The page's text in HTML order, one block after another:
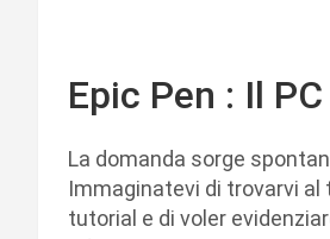
Epic Pen : Il
La domanda sorge
Immaginatevi di trovarvi al
tutorial e di voler